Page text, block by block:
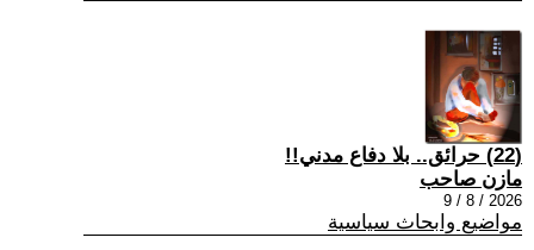
(22) حرائق.. بلا دفاع مدني!!
مازن صاحب
2026 / 8 / 9
مواضيع وابحاث سياسية